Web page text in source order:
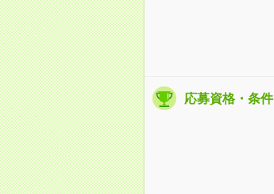
応募資格・条件